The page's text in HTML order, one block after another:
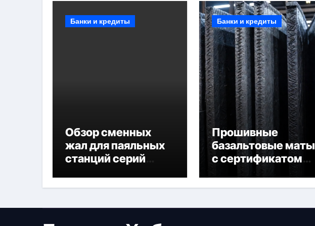
Банки и кредиты
Обзор сменных
жал для паяльных
станций серий
Банки и кредиты
Прошивные
базальтовые маты
с сертификатом
негорючести